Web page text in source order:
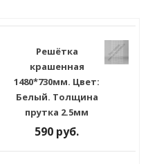
Решётка
крашенная
1480*730мм. Цвет:
Белый. Толщина
прутка 2.5мм
590 руб.